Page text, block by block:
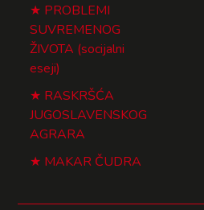
PROBLEMI
SUVREMENOG
ŽIVOTA (socijalni
eseji)
RASKRŠĆA
JUGOSLAVENSKOG
AGRARA
MAKAR ČUDRA